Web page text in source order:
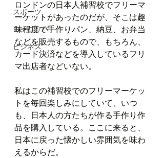
スポーツ
ヨーロッパ
ビジネス
ロンドンの日本人補習校でフリーマ
ーケットがあったのだが、そこは趣
味程度で手作りパン、納豆、お弁当
などを販売するもので、もちろん、
カード決済などを導入しているフリ
マ出店者などいない。
私はこの補習校でのフリーマーケッ
トを毎回楽しみにしていて、いつ
も、日本人の方たちが作る手作り作
品を購入している。ここに来ると、
日本に戻った懐かしい雰囲気を味わ
えるからだ。